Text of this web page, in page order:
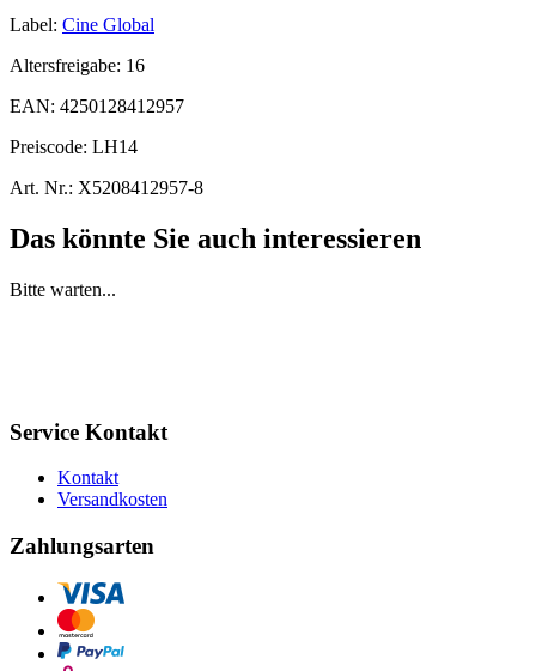
Label: Cine Global
Altersfreigabe: 16
EAN: 4250128412957
Preiscode: LH14
Art. Nr.: X5208412957-8
Das könnte Sie auch interessieren
Bitte warten...
Service Kontakt
Kontakt
Versandkosten
Zahlungsarten